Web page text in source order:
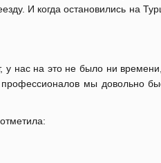
И когда остановились на
нас на это не было ни
мы довольно